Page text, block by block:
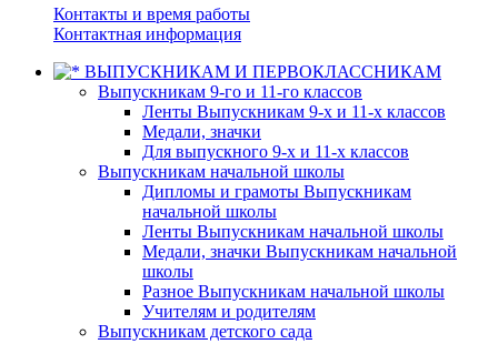
Контакты и время работы
Контактная информация
ВЫПУСКНИКАМ И ПЕРВОКЛАССНИКАМ
Выпускникам 9-го и 11-го классов
Ленты Выпускникам 9-х и 11-х классов
Медали, значки
Для выпускного 9-х и 11-х классов
Выпускникам начальной школы
Дипломы и грамоты Выпускникам
начальной школы
Ленты Выпускникам начальной школы
Медали, значки Выпускникам начальной
школы
Разное Выпускникам начальной школы
Учителям и родителям
Выпускникам детского сада